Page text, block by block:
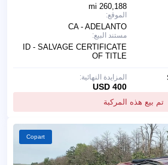
260,188 mi
الموقع:
CA - ADELANTO
مستند البيع:
ID - SALVAGE CERTIFICATE
OF TITLE
تم بيع هذه المركبة
المزايدة النهائية:
400 USD
Copart